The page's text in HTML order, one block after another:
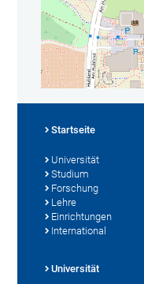
Startseite
Universität
Studium
Forschung
Lehre
Einrichtungen
International
Universität